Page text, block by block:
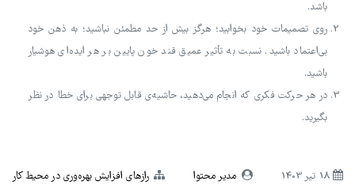
باشد.
روی تصمیمات خود بخوابید؛ هرگز بیش از حد مطمئن نباشید؛ به ذهن خود
بی‌اعتماد باشید. نسبت به تأثیر عمیق قند خون پایین بر هر ایده‌ای هوشیار
باشید.
در هر حرکت فکری که انجام می‌دهید، حاشیه‌ی قابل توجهی برای خطا در نظر
بگیرید.
18 تير 1403 مدیر محتوا
رازهای افزایش بهره‌وری در محیط کار